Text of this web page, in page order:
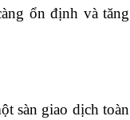
ổn định và tăng
sàn giao dịch toàn